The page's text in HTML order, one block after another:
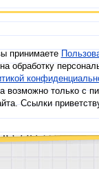
принимаете
обработку
возможно только с
Ссылки